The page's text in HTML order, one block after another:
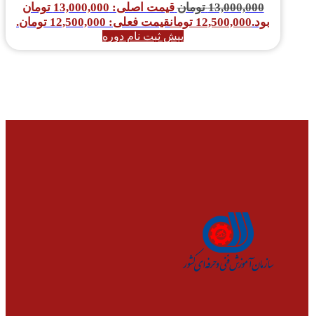
13,000,000 تومان
قیمت اصلی: 13,000,000 تومان
بود.12,500,000 تومانقیمت فعلی: 12,500,000 تومان.
پیش ثبت نام دوره